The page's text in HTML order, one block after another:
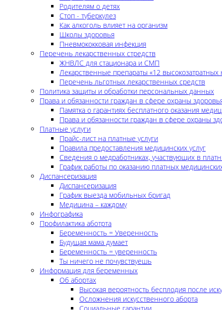
Родителям о детях
Стоп - туберкулез
Как алкоголь влияет на организм
Школы здоровья
Пневмококковая инфекция
Перечень лекарственных стредств
ЖНВЛС для стационара и СМП
Лекарственные препараты «12 высокозатратных
Перечень льготных лекарственных средств
Политика защиты и обработки персональных данных
Права и обязанности граждан в сфере охраны
Памятка о гарантиях бесплатного оказания
Права и обязанности граждан в сфере охраны
Платные услуги
Прайс-лист на платные услуги
Правила предоставления медицинских услуг
Сведения о медработниках, участвующих в
График работы по оказанию платных
Диспансеризация
Диспансеризация
График выезда мобильных бригад
Медицина – каждому
Инфографика
Профилактика аботрта
Беременность = Уверенность
Будущая мама думает
Беременность = уверенность
Ты ничего не почувствуешь
Информация для беременных
Об абортах
Высокая вероятность бесплодия после
Осложнения искусственного аборта